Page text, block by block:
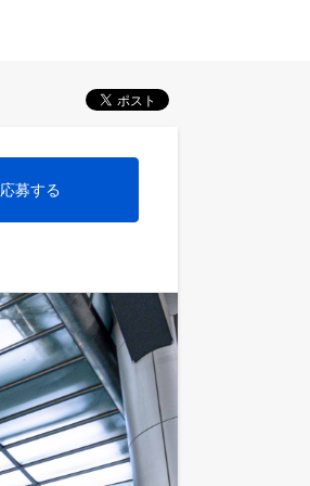
応募する